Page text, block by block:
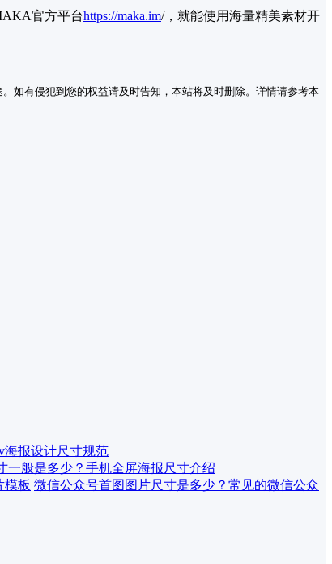
官方平台https://maka.im/，就能使用海量精美素材开
如有侵犯到您的权益请及时告知，本站将及时删除。详情请参考本
海报设计尺寸规范
一般是多少？手机全屏海报尺寸介绍
微信公众号首图图片尺寸是多少？常见的微信公众